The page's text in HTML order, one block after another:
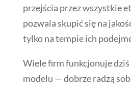
przejścia przez wszystkie
pozwala skupić się na
tylko na tempie ich
Wiele firm funkcjonuje
modelu — dobrze radzą